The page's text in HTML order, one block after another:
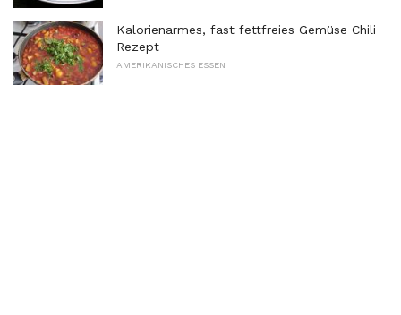
Kalorienarmes, fast fettfreies Gemüse Chili
Rezept
AMERIKANISCHES ESSEN